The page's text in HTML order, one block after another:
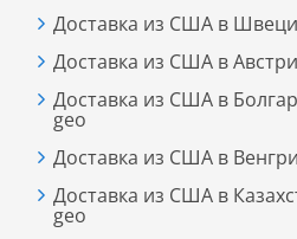
Доставка из США в
Доставка из США в
Доставка из США в
geo
Доставка из США в
Доставка из США в
geo